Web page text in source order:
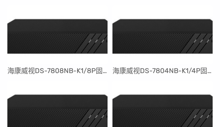
​海康威视DS-7808NB-K1/8P固件升级包V4.30.097build240401 ​海康威视DS-7804NB-K1/4P固件升级包V4.30.097build240401